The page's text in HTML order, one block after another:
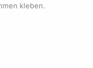
kleben.